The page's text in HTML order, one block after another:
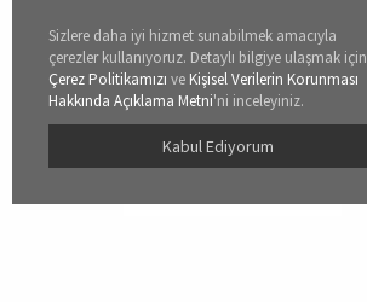
Sizlere daha iyi hizmet sunabilmek amacıyla
çerezler kullanıyoruz. Detaylı bilgiye ulaşmak için
Çerez Politikamızı ve Kişisel Verilerin Korunması
Hakkında Açıklama Metni'ni inceleyiniz.
Kabul Ediyorum